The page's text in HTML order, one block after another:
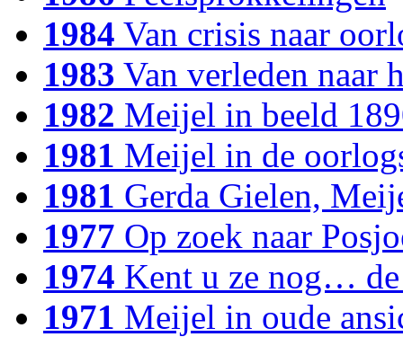
1984 Van crisis naar
1983 Van verleden naar
1982 Meijel in beeld
1981 Meijel in de
1981 Gerda Gielen,
1977 Op zoek naar
1974 Kent u ze nog…
1971 Meijel in oude